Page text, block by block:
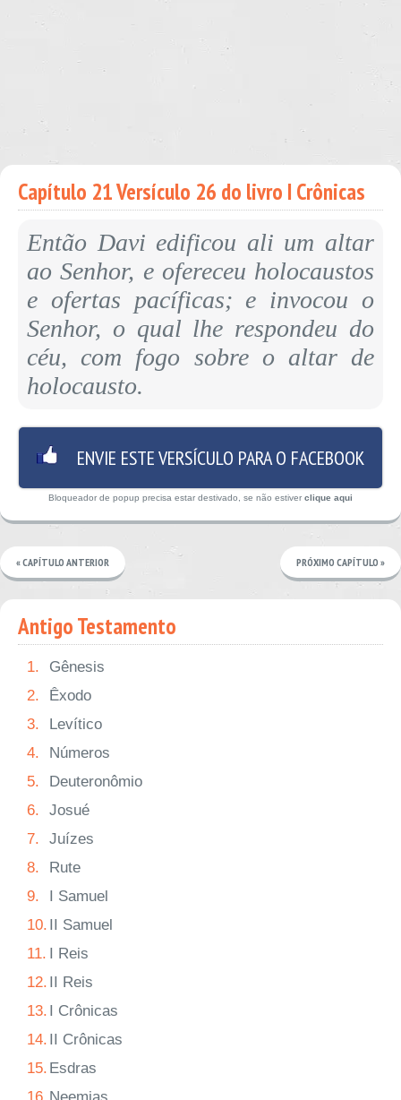
Capítulo 21 Versículo 26 do livro I Crônicas
Então Davi edificou ali um altar
ao Senhor, e ofereceu holocaustos
e ofertas pacíficas; e invocou o
Senhor, o qual lhe respondeu do
céu, com fogo sobre o altar de
holocausto.
ENVIE ESTE VERSÍCULO PARA O FACEBOOK
Bloqueador de popup precisa estar destivado, se não estiver clique aqui
« CAPÍTULO ANTERIOR PRÓXIMO CAPÍTULO »
Antigo Testamento
1.
Gênesis
2.
Êxodo
3.
Levítico
4.
Números
5.
Deuteronômio
6.
Josué
7.
Juízes
8.
Rute
9.
I Samuel
10. II Samuel
11. I Reis
12. II Reis
13. I Crônicas
14. II Crônicas
15. Esdras